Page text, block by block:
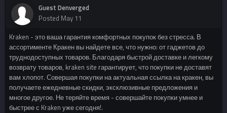
Guest Denverged
Posted May 11
Kraken - это ваша гарантия комфортных покупок без стресса. В
ассортименте Кракен вы найдете все, что нужно: от гаджетов до
труднодоступных товаров. Благодаря быстрой доставке и легкому
возврату товаров, kraken site гарантирует, что покупки не доставят
вам хлопот. Совершая покупки на актуальная ссылка на кракен, вы
получаете ежедневные скидки, эксклюзивные предложения и
многое другое. Не теряйте время - совершайте покупки умнее и
быстрее с Kraken уже сегодня!.